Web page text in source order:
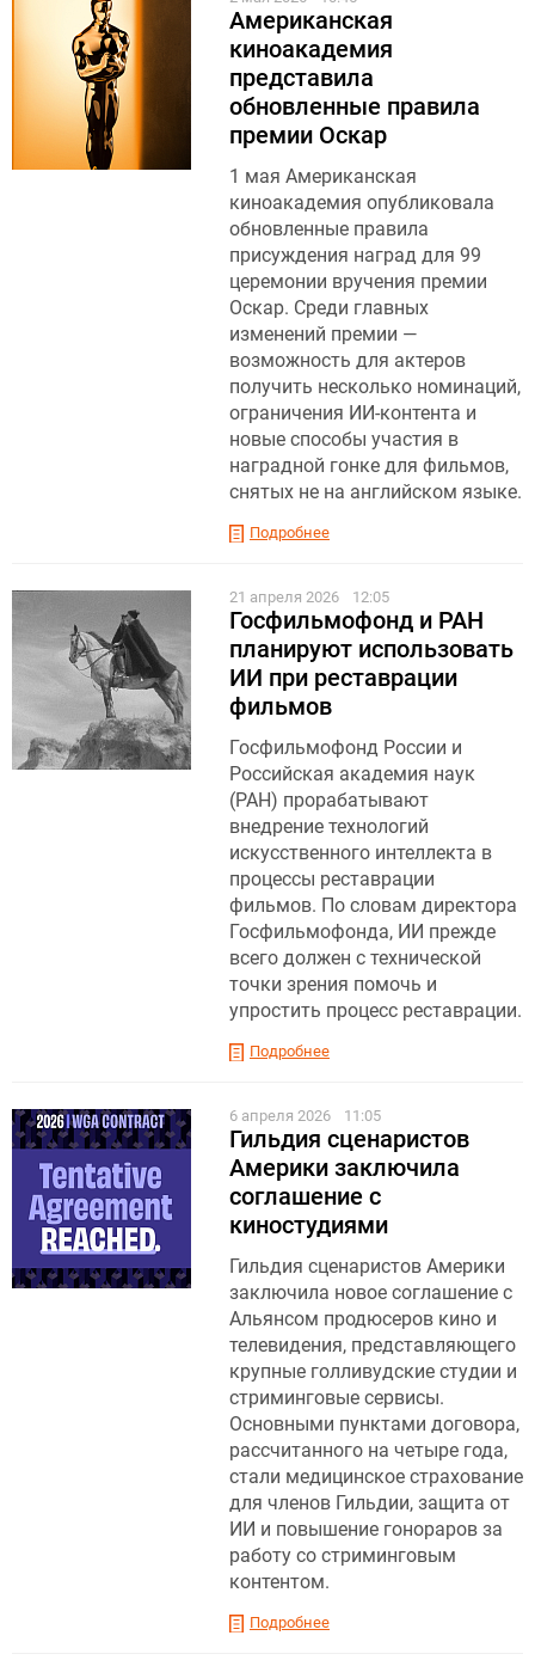
Американская
киноакадемия
представила
обновленные правила
премии Оскар
1 мая Американская
киноакадемия опубликовала
обновленные правила
присуждения наград для 99
церемонии вручения премии
Оскар. Среди главных
изменений премии —
возможность для актеров
получить несколько номинаций,
ограничения ИИ-контента и
новые способы участия в
наградной гонке для фильмов,
снятых не на английском языке.
Подробнее
21 апреля 2026 12:05
Госфильмофонд и РАН
планируют использовать
ИИ при реставрации
фильмов
Госфильмофонд России и
Российская академия наук
(РАН) прорабатывают
внедрение технологий
искусственного интеллекта в
процессы реставрации
фильмов. По словам директора
Госфильмофонда, ИИ прежде
всего должен с технической
точки зрения помочь и
упростить процесс реставрации.
Подробнее
6 апреля 2026 11:05
Гильдия сценаристов
Америки заключила
соглашение с
киностудиями
Гильдия сценаристов Америки
заключила новое соглашение с
Альянсом продюсеров кино и
телевидения, представляющего
крупные голливудские студии и
стриминговые сервисы.
Основными пунктами договора,
рассчитанного на четыре года,
стали медицинское страхование
для членов Гильдии, защита от
ИИ и повышение гонораров за
работу со стриминговым
контентом.
Подробнее